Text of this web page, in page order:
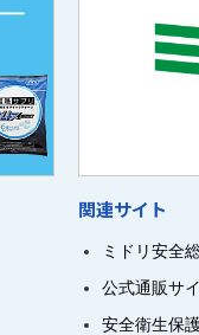
関連サイト
ミドリ安全
公式通販サ
安全衛生保